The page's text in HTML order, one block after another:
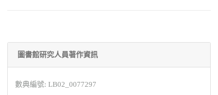
圖書館研究人員著作資訊
數典編號: LB02_0077297